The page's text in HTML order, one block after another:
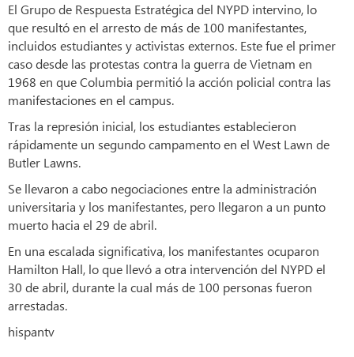
El Grupo de Respuesta Estratégica del NYPD intervino, lo
que resultó en el arresto de más de 100 manifestantes,
incluidos estudiantes y activistas externos. Este fue el primer
caso desde las protestas contra la guerra de Vietnam en
1968 en que Columbia permitió la acción policial contra las
manifestaciones en el campus.
Tras la represión inicial, los estudiantes establecieron
rápidamente un segundo campamento en el West Lawn de
Butler Lawns.
Se llevaron a cabo negociaciones entre la administración
universitaria y los manifestantes, pero llegaron a un punto
muerto hacia el 29 de abril.
En una escalada significativa, los manifestantes ocuparon
Hamilton Hall, lo que llevó a otra intervención del NYPD el
30 de abril, durante la cual más de 100 personas fueron
arrestadas.
hispantv